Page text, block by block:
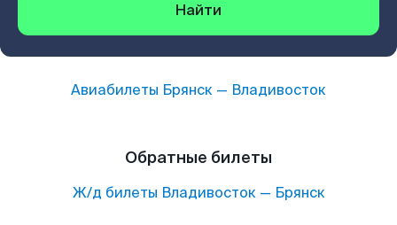
Найти
Авиабилеты Брянск — Владивосток
Обратные билеты
Ж/д билеты Владивосток— Брянск